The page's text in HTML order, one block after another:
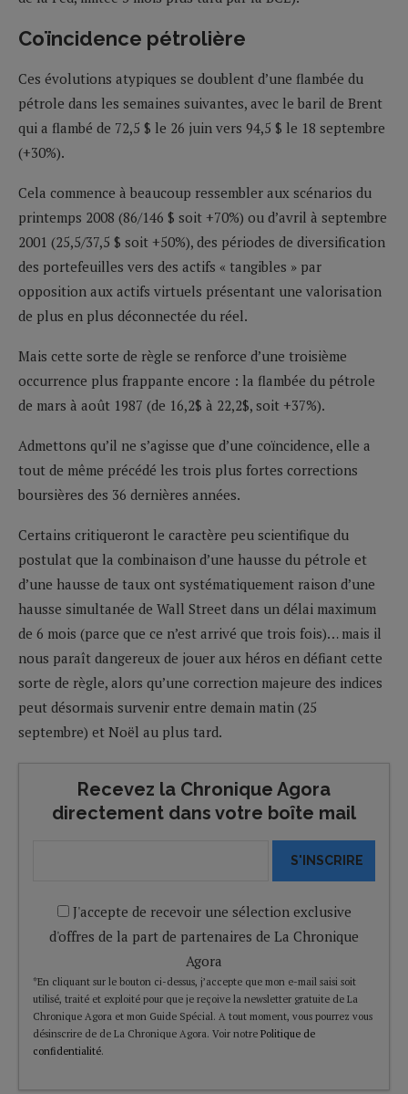
Coïncidence pétrolière
Ces évolutions atypiques se doublent d’une flambée du
pétrole dans les semaines suivantes, avec le baril de Brent
qui a flambé de 72,5 $ le 26 juin vers 94,5 $ le 18 septembre
(+30%).
Cela commence à beaucoup ressembler aux scénarios du
printemps 2008 (86/146 $ soit +70%) ou d’avril à septembre
2001 (25,5/37,5 $ soit +50%), des périodes de diversification
des portefeuilles vers des actifs « tangibles » par
opposition aux actifs virtuels présentant une valorisation
de plus en plus déconnectée du réel.
Mais cette sorte de règle se renforce d’une troisième
occurrence plus frappante encore : la flambée du pétrole
de mars à août 1987 (de 16,2$ à 22,2$, soit +37%).
Admettons qu’il ne s’agisse que d’une coïncidence, elle a
tout de même précédé les trois plus fortes corrections
boursières des 36 dernières années.
Certains critiqueront le caractère peu scientifique du
postulat que la combinaison d’une hausse du pétrole et
d’une hausse de taux ont systématiquement raison d’une
hausse simultanée de Wall Street dans un délai maximum
de 6 mois (parce que ce n’est arrivé que trois fois)… mais il
nous paraît dangereux de jouer aux héros en défiant cette
sorte de règle, alors qu’une correction majeure des indices
peut désormais survenir entre demain matin (25
septembre) et Noël au plus tard.
Recevez la Chronique Agora
directement dans votre boîte mail
S'INSCRIRE
J'accepte de recevoir une sélection exclusive
d'offres de la part de partenaires de La Chronique
Agora
*En cliquant sur le bouton ci-dessus, j’accepte que mon e-mail saisi soit
utilisé, traité et exploité pour que je reçoive la newsletter gratuite de La
Chronique Agora et mon Guide Spécial. A tout moment, vous pourrez vous
désinscrire de de La Chronique Agora. Voir notre Politique de
confidentialité.